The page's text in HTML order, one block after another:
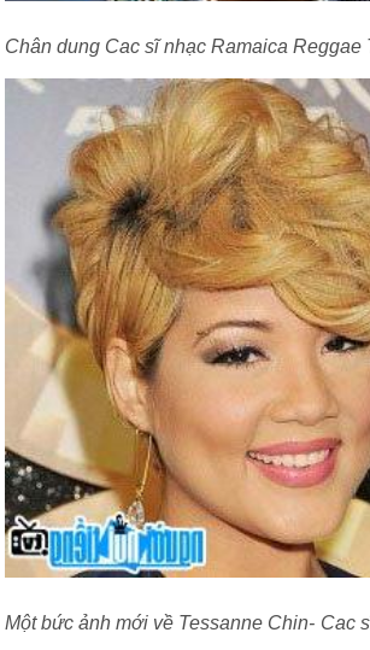
Chân dung Cac sĩ nhạc Ramaica Reggae
Một bức ảnh mới về Tessanne Chin- Cac